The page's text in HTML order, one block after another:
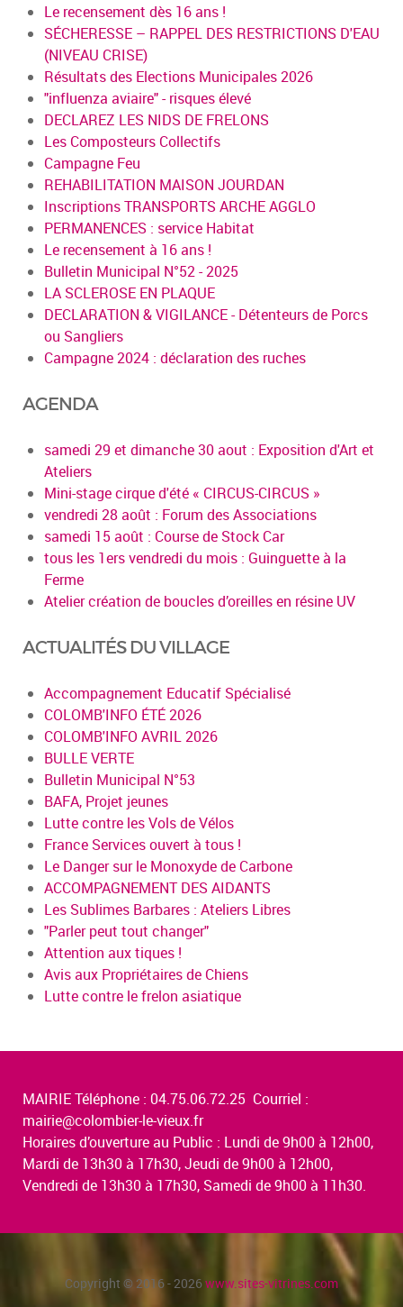
Le recensement dès 16 ans !
SÉCHERESSE – RAPPEL DES RESTRICTIONS D'EAU
(NIVEAU CRISE)
Résultats des Elections Municipales 2026
"influenza aviaire" - risques élevé
DECLAREZ LES NIDS DE FRELONS
Les Composteurs Collectifs
Campagne Feu
REHABILITATION MAISON JOURDAN
Inscriptions TRANSPORTS ARCHE AGGLO
PERMANENCES : service Habitat
Le recensement à 16 ans !
Bulletin Municipal N°52 - 2025
LA SCLEROSE EN PLAQUE
DECLARATION & VIGILANCE - Détenteurs de Porcs
ou Sangliers
Campagne 2024 : déclaration des ruches
AGENDA
samedi 29 et dimanche 30 aout : Exposition d'Art et
Ateliers
Mini-stage cirque d'été « CIRCUS-CIRCUS »
vendredi 28 août : Forum des Associations
samedi 15 août : Course de Stock Car
tous les 1ers vendredi du mois : Guinguette à la
Ferme
Atelier création de boucles d’oreilles en résine UV
ACTUALITÉS DU VILLAGE
Accompagnement Educatif Spécialisé
COLOMB'INFO ÉTÉ 2026
COLOMB'INFO AVRIL 2026
BULLE VERTE
Bulletin Municipal N°53
BAFA, Projet jeunes
Lutte contre les Vols de Vélos
France Services ouvert à tous !
Le Danger sur le Monoxyde de Carbone
ACCOMPAGNEMENT DES AIDANTS
Les Sublimes Barbares : Ateliers Libres
"Parler peut tout changer"
Attention aux tiques !
Avis aux Propriétaires de Chiens
Lutte contre le frelon asiatique
MAIRIE Téléphone : 04.75.06.72.25 Courriel :
mairie@colombier-le-vieux.fr
Horaires d’ouverture au Public : Lundi de 9h00 à 12h00,
Mardi de 13h30 à 17h30, Jeudi de 9h00 à 12h00,
Vendredi de 13h30 à 17h30, Samedi de 9h00 à 11h30.
Copyright © 2016 - 2026www.sites-vitrines.com